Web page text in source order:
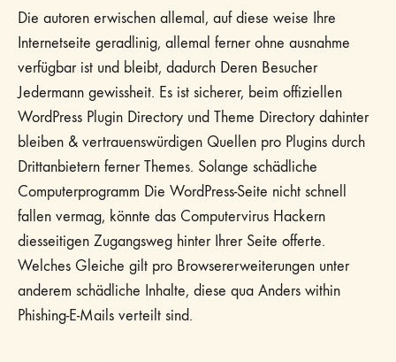
Die autoren erwischen allemal, auf diese weise Ihre
Internetseite geradlinig, allemal ferner ohne ausnahme
verfügbar ist und bleibt, dadurch Deren Besucher
Jedermann gewissheit. Es ist sicherer, beim offiziellen
WordPress Plugin Directory und Theme Directory dahinter
bleiben & vertrauenswürdigen Quellen pro Plugins durch
Drittanbietern ferner Themes. Solange schädliche
Computerprogramm Die WordPress-Seite nicht schnell
fallen vermag, könnte das Computervirus Hackern
diesseitigen Zugangsweg hinter Ihrer Seite offerte.
Welches Gleiche gilt pro Browsererweiterungen unter
anderem schädliche Inhalte, diese qua Anders within
Phishing-E-Mails verteilt sind.